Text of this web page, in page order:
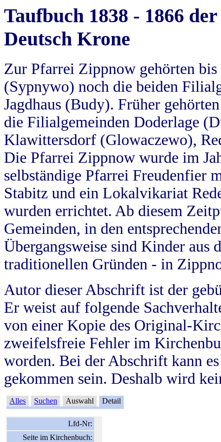
Taufbuch 1838 - 1866
Deutsch Krone
Zur Pfarrei Zippnow gehörten
(Sypnywo) noch die beiden
Jagdhaus (Budy). Früher
die Filialgemeinden Doderlage
Klawittersdorf (Glowaczewo),
Die Pfarrei Zippnow wurde im
selbständige Pfarrei Freudenfier
Stabitz und ein Lokalvikariat
wurden errichtet. Ab diesem
Gemeinden, in den
Übergangsweise sind Kinder aus
traditionellen Gründen - in
Autor dieser Abschrift ist der
Er weist auf folgende
von einer Kopie des Original-
zweifelsfreie Fehler im
worden. Bei der Abschrift kann
gekommen sein. Deshalb wird
Alles Suchen Auswahl Detail
Lfd-Nr:
Seite im Kirchenbuch: